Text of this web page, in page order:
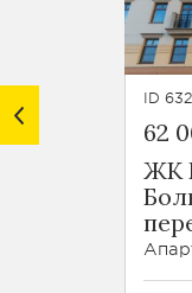
ID
62
ЖК